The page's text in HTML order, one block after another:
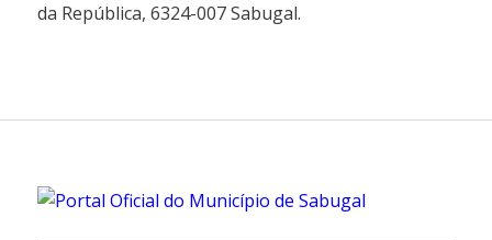
da República, 6324-007 Sabugal.